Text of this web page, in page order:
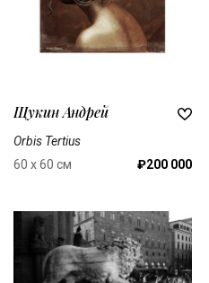
Щукин Андрей
Orbis Tertius
60 x 60 см
₽200 000